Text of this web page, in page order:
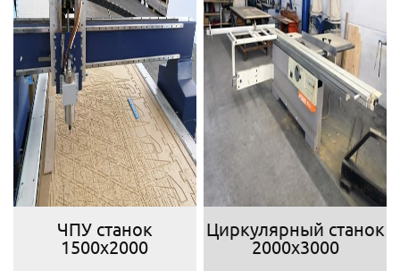
ЧПУ станок
1500х2000
Циркулярный станок
2000х3000